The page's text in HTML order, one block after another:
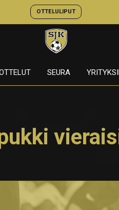
OTTELULIPUT
SEURA